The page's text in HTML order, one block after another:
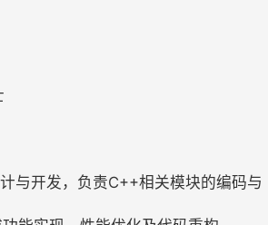
与开发，负责C++相关模块的编码与